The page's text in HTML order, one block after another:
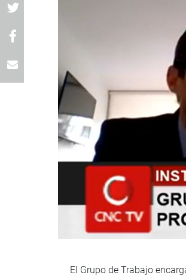
El Grupo de Trabajo